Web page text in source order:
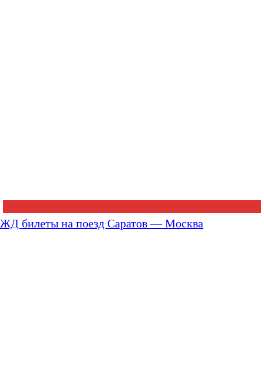
ЖД билеты на поезд Саратов — Москва